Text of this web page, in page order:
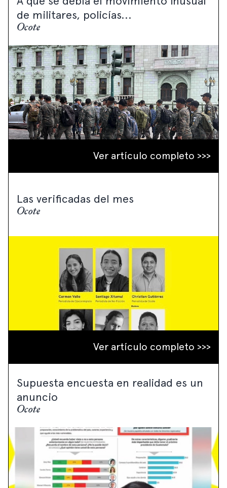
de militares, policías...
Ocote
Ver artículo completo >>>
Las verificadas del mes
Ocote
Ver artículo completo >>>
Supuesta encuesta en realidad es un
anuncio
Ocote